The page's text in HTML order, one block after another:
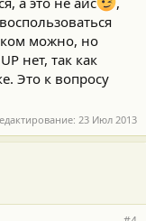
можно, но
нет, так как
Это к вопросу
23 Июл 2013